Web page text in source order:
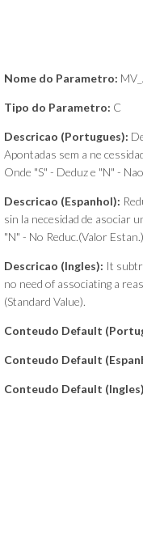
Nome do Parametro:
Tipo do Parametro: C
Descricao (Portugues):
Apontadas sem a ne
Onde "S" - Deduz e "N" -
Descricao (Espanhol):
sin la necesidad de asociar
"N" - No Reduc.(Valor Estan.)
Descricao (Ingles): It
no need of associating a
(Standard Value).
Conteudo Default
Conteudo Default
Conteudo Default